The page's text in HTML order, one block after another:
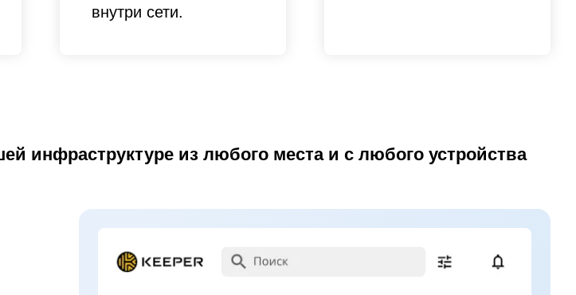
внутри сети.
инфраструктуре из любого места и с любого устройства